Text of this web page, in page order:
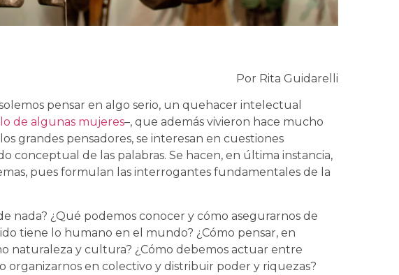
Por Rita Guidarelli
pensar en algo serio, un quehacer intelectual
de algunas mujeres–, que además vivieron hace mucho
grandes pensadores, se interesan en cuestiones
conceptual de las palabras. Se hacen, en última instancia,
pues formulan las interrogantes fundamentales de la
nada? ¿Qué podemos conocer y cómo asegurarnos de
tiene lo humano en el mundo? ¿Cómo pensar, en
naturaleza y cultura? ¿Cómo debemos actuar entre
organizarnos en colectivo y distribuir poder y riquezas?